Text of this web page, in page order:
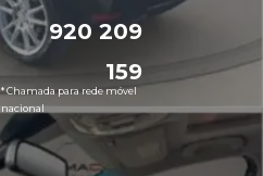
920 209
159
* Chamada para rede móvel
nacional